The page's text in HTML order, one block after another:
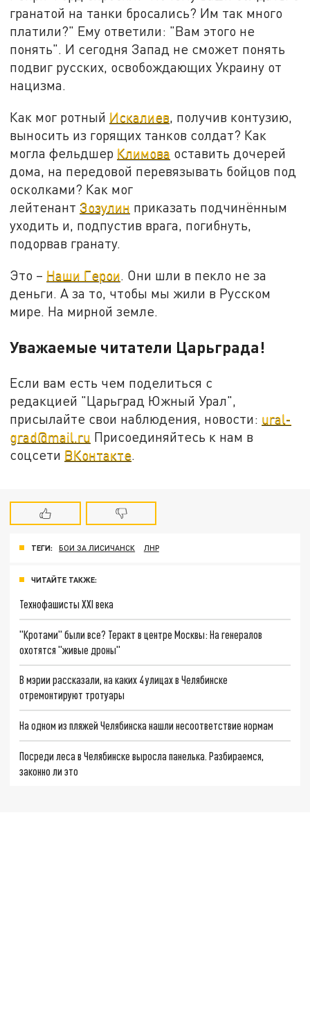
гранатой на танки бросались? Им так много
платили?" Ему ответили: "Вам этого не
понять". И сегодня Запад не сможет понять
подвиг русских, освобождающих Украину от
нацизма.
Как мог ротный Искалиев, получив контузию,
выносить из горящих танков солдат? Как
могла фельдшер Климова оставить дочерей
дома, на передовой перевязывать бойцов под
осколками? Как мог
лейтенант Зозулин приказать подчинённым
уходить и, подпустив врага, погибнуть,
подорвав гранату.
Это – Наши Герои . Они шли в пекло не за
деньги. А за то, чтобы мы жили в Русском
мире. На мирной земле.
Уважаемые читатели Царьграда!
Если вам есть чем поделиться с
редакцией "Царьград Южный Урал",
присылайте свои наблюдения, новости: ural-
grad@mail.ru Присоединяйтесь к нам в
соцсети ВКонтакте.
ТЕГИ: БОИ ЗА ЛИСИЧАНСК ЛНР
ЧИТАЙТЕ ТАКЖЕ:
Технофашисты XXI века
"Кротами" были все? Теракт в центре Москвы: На генералов
охотятся "живые дроны"
В мэрии рассказали, на каких 4 улицах в Челябинске
отремонтируют тротуары
На одном из пляжей Челябинска нашли несоответствие нормам
Посреди леса в Челябинске выросла панелька. Разбираемся,
законно ли это